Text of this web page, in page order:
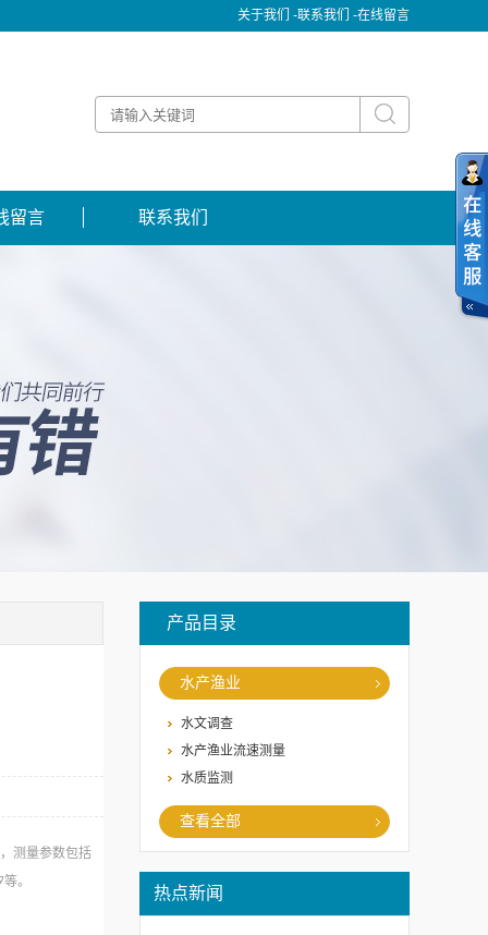
关于我们 -联系我们 -在线留言
留言 联系我们
产品目录
水产渔业
水文调查
水产渔业流速测量
水质监测
查看全部
热点新闻
测量参数包括
。